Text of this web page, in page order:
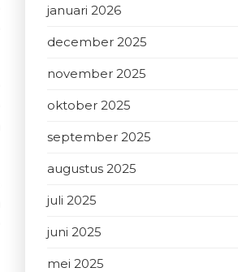
januari 2026
december 2025
november 2025
oktober 2025
september 2025
augustus 2025
juli 2025
juni 2025
mei 2025